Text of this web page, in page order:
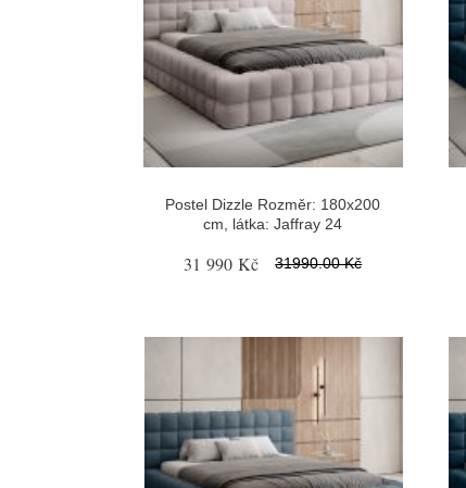
Postel Dizzle Rozměr: 180x200
cm, látka: Jaffray 24
31 990 Kč 31990.00 Kč